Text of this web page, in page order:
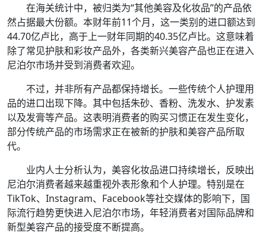
在海关统计中，被归类为“其他美容及化妆品”的产品依
然占据最大份额。本财年前11个月，这一类别的进口额达到
44.70亿卢比，高于上一财年同期的40.35亿卢比。这意味着
除了常见护肤和彩妆产品外，各类新兴美容产品也正在进入
尼泊尔市场并受到消费者欢迎。
不过，并非所有产品都保持增长。一些传统个人护理用
品的进口出现下降。其中包括朱砂、香粉、洗发水、护发素
以及发膏等产品。这表明消费者的购买习惯正在发生变化，
部分传统产品的市场需求正在被新的护肤和美容产品所取
代。
业内人士分析认为，美容化妆品进口持续增长，反映出
尼泊尔消费者越来越重视外表形象和个人护理。特别是在
TikTok、Instagram、Facebook等社交媒体的影响下，国
际流行趋势更快进入尼泊尔市场，年轻消费者对国际品牌和
新型美容产品的接受度不断提高。